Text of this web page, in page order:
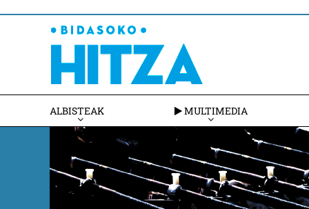
ALBISTEAK MULTIMEDIA